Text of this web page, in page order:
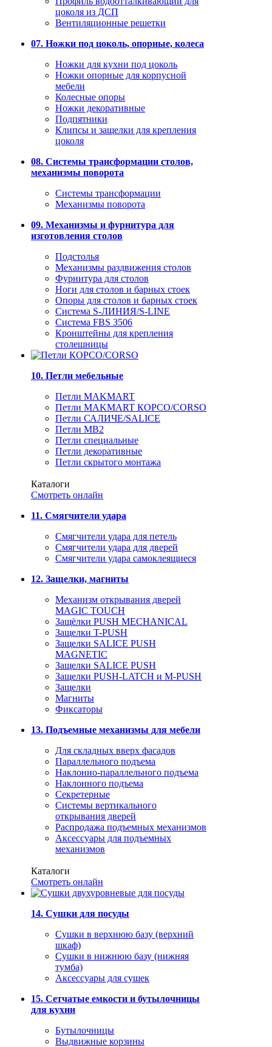
цоколя из ДСП
Вентиляционные решетки
07. Ножки под цоколь, опорные, колеса
Ножки для кухни под цоколь
Ножки опорные для корпусной
мебели
Колесные опоры
Ножки декоративные
Подпятники
Клипсы и защелки для крепления
цоколя
08. Системы трансформации столов,
механизмы поворота
Системы трансформации
Механизмы поворота
09. Механизмы и фурнитура для
изготовления столов
Подстолья
Механизмы раздвижения столов
Фурнитура для столов
Ноги для столов и барных стоек
Опоры для столов и барных стоек
Система S-ЛИНИЯ/S-LINE
Система FBS 3506
Кронштейны для крепления
столешницы
10. Петли мебельные
Петли MAKMART
Петли MAKMART КОРСО/CORSO
Петли САЛИЧЕ/SALICE
Петли MB2
Петли специальные
Петли декоративные
Петли скрытого монтажа
Каталоги
Смотреть онлайн
11. Смягчители удара
Смягчители удара для петель
Смягчители удара для дверей
Cмягчители удара самоклеящиеся
12. Защелки, магниты
Механизм открывания дверей
MAGIC TOUCH
Защёлки PUSH MECHANICAL
Защелки T-PUSH
Защелки SALICE PUSH
MAGNETIC
Защелки SALICE PUSH
Защелки PUSH-LATCH и M-PUSH
Защелки
Магниты
Фиксаторы
13. Подъемные механизмы для мебели
Для складных вверх фасадов
Параллельного подъема
Наклонно-параллельного подъема
Наклонного подъема
Секретерные
Системы вертикального
открывания дверей
Распродажа подъемных механизмов
Аксессуары для подъемных
механизмов
Каталоги
Смотреть онлайн
14. Сушки для посуды
Сушки в верхнюю базу (верхний
шкаф)
Сушки в нижнюю базу (нижняя
тумба)
Аксессуары для сушек
15. Сетчатые емкости и бутылочницы
для кухни
Бутылочницы
Выдвижные корзины